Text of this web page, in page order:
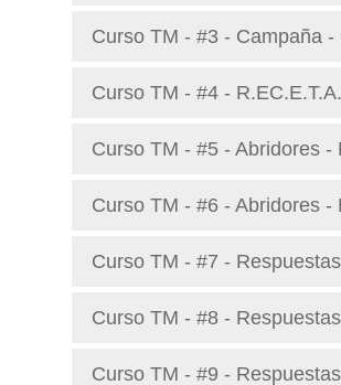
Curso TM - #3 - Campaña
Curso TM - #4 -
Curso TM - #5 - Abridores -
Curso TM - #6 - Abridores -
Curso TM - #7 -
Curso TM - #8 -
Curso TM - #9 -